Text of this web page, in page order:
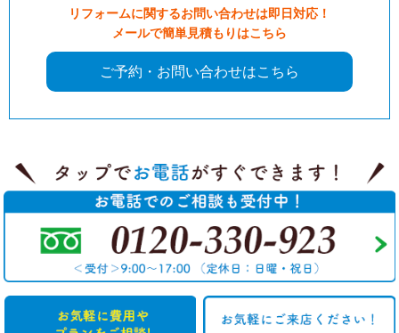
リフォームに関するお問い合わせは即日対応！
メールで簡単見積もりはこちら
ご予約・お問い合わせはこちら